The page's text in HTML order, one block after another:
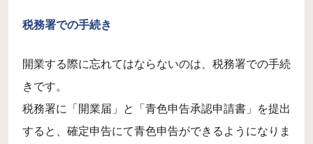
税務署での手続き
開業する際に忘れてはならないのは、税務署での手続
きです。
税務署に「開業届」と「青色申告承認申請書」を提出
すると、確定申告にて青色申告ができるようになりま